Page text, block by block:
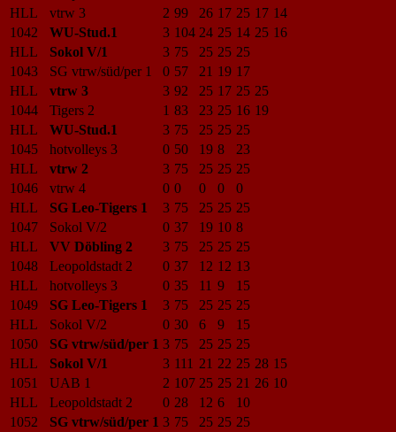
HLL
vtrw 3 2 99 26 17 25 17 14
1042
WU-Stud.1 3 104 24 25 14 25 16
HLL
Sokol V/1 3 75 25 25 25
1043
SG vtrw/süd/per 1 0 57 21 19 17
HLL
vtrw 3 3 92 25 17 25 25
1044
Tigers 2 1 83 23 25 16 19
HLL
WU-Stud.1 3 75 25 25 25
1045
hotvolleys 3 0 50 19 8
23
HLL
vtrw 2 3 75 25 25 25
1046
vtrw 4 0 0 0 0
0
HLL
SG Leo-Tigers 1 3 75 25 25 25
1047
Sokol V/2 0 37 19 10 8
HLL
VV Döbling 2 3 75 25 25 25
1048
Leopoldstadt 2 0 37 12 12 13
HLL
hotvolleys 3 0 35 11 9
15
1049
SG Leo-Tigers 1 3 75 25 25 25
HLL
Sokol V/2 0 30 6 9
15
1050
SG vtrw/süd/per 1 3 75 25 25 25
HLL
Sokol V/1 3 111 21 22 25 28 15
1051
UAB 1 2 107 25 25 21 26 10
HLL
Leopoldstadt 2 0 28 12 6
10
1052
SG vtrw/süd/per 1 3 75 25 25 25